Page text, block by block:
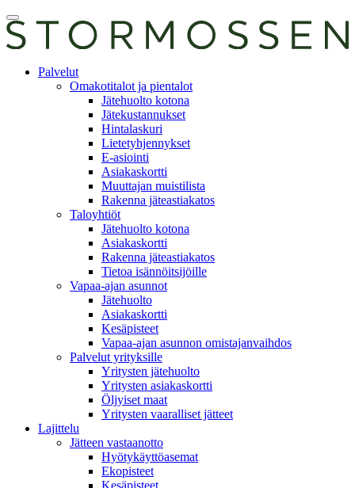
Skip
to
content
Avaa
päävalikko
asiointiPalvelut
Omakotitalot ja pientalot
Jätehuolto kotona
Jätekustannukset
Hintalaskuri
Lietetyhjennykset
E-asiointi
Asiakaskortti
Muuttajan muistilista
Rakenna jäteastiakatos
Taloyhtiöt
Jätehuolto kotona
Asiakaskortti
Rakenna jäteastiakatos
Tietoa isännöitsijöille
Vapaa-ajan asunnot
Jätehuolto
Asiakaskortti
Kesäpisteet
Vapaa-ajan asunnon omistajanvaihdos
Palvelut yrityksille
Yritysten jätehuolto
Yritysten asiakaskortti
Öljyiset maat
Yritysten vaaralliset jätteet
Lajittelu
Jätteen vastaanotto
Hyötykäyttöasemat
Ekopisteet
Kesäpisteet